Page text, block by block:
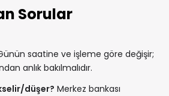
Sorular
saatine ve işleme göre değişir;
anlık bakılmalıdır.
düşer? Merkez bankası